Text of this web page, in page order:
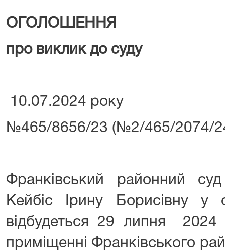
ОГОЛОШЕННЯ
про виклик до суду
10.07.2024 року
№465/8656/23 (№2/465/2074/
Франківський районний
Кейбіс Ірину Борисівну у
відбудеться 29 липня
приміщенні Франківського